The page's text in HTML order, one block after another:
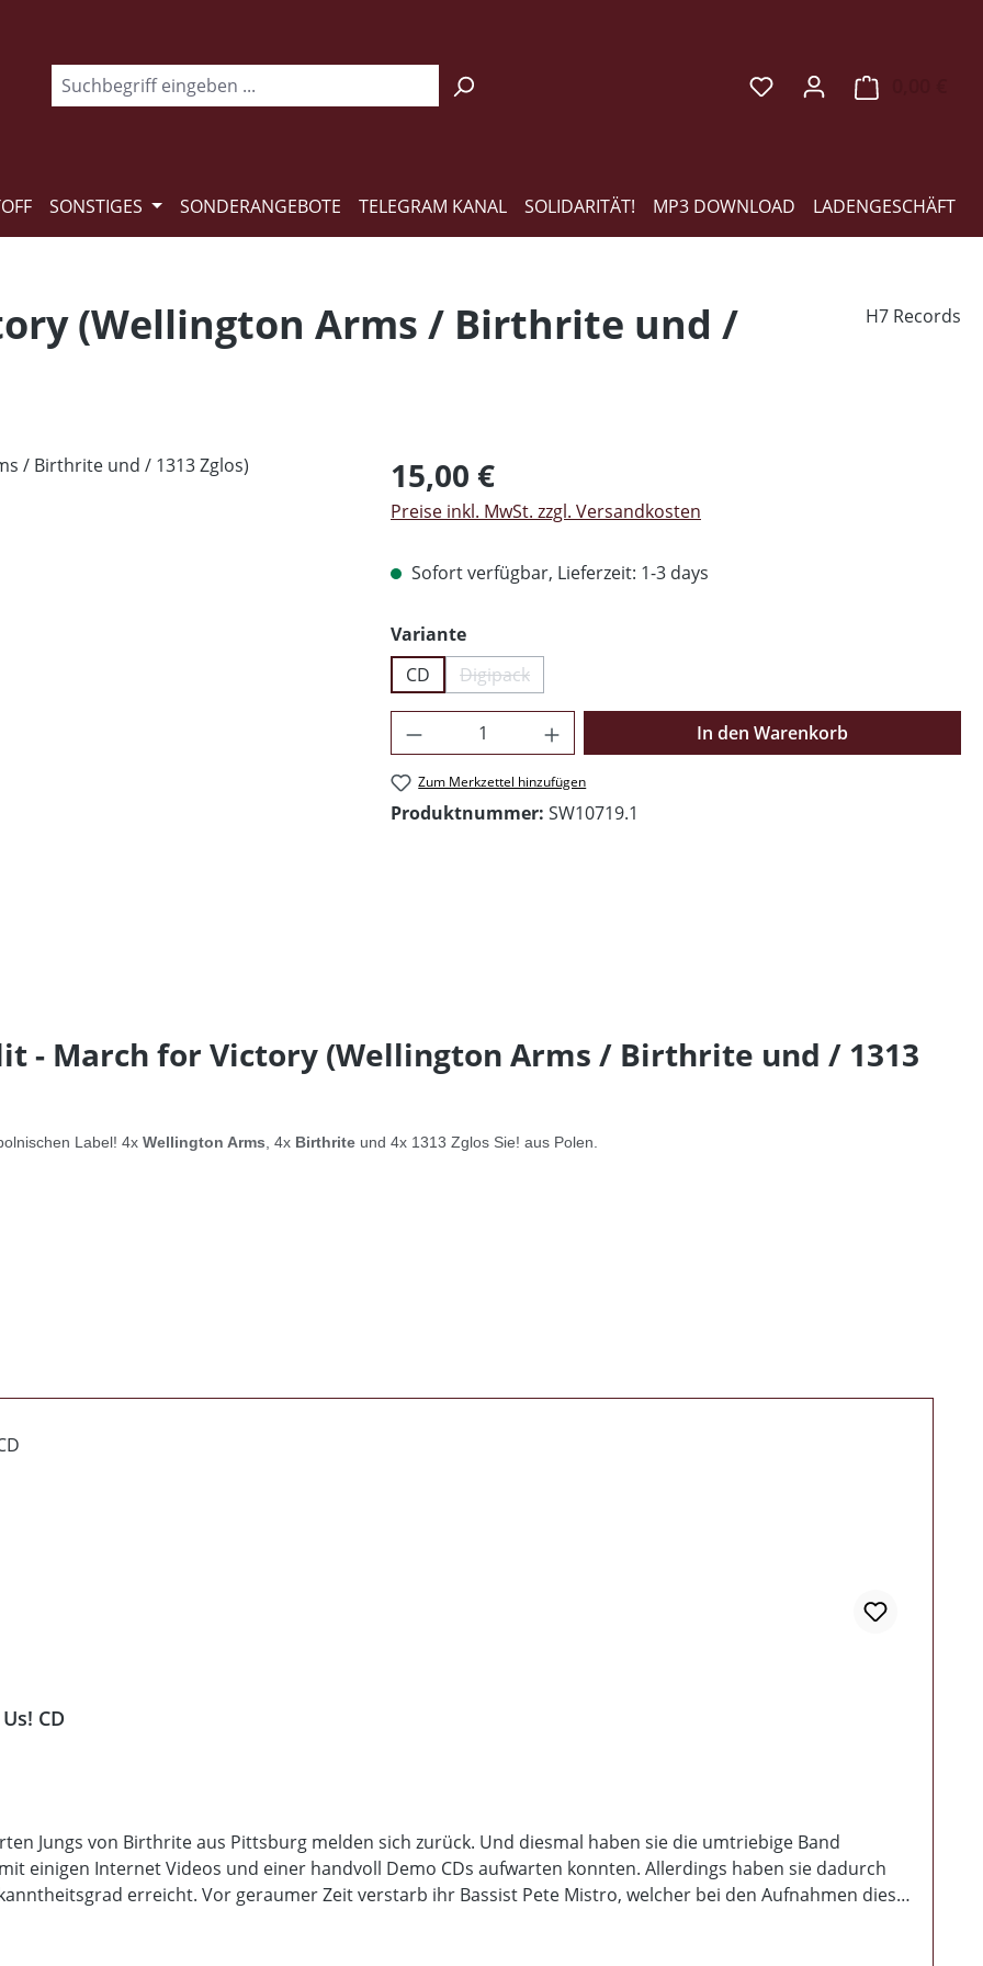
SONSTIGES SONDERANGEBOTE TELEGRAM KANAL SOLIDARITÄT! MP3 DOWNLOAD LADENGESCHÄFT
(Wellington Arms / Birthrite und /
H7 Records
Regulärer Preis:
15,00 €
Preise inkl. MwSt. zzgl. Versandkosten
Sofort verfügbar, Lieferzeit: 1-3 days
Varianteauswählen
CD
Digipack(Diese Option ist zurzeit nicht verfügbar.)
Produkt Anzahl: Gib den gewünschten Wert
In den Warenkorb
Zum Merkzettel hinzufügen
Produktnummer: SW10719.1
- March for Victory (Wellington Arms / Birthrite und / 1313
Label! 4x Wellington Arms , 4x Birthrite und 4x 1313 Zglos Sie! aus Polen.
CD
Jungs von Birthrite aus Pittsburg melden sich zurück. Und diesmal haben sie die umtriebige Band
einigen Internet Videos und einer handvoll Demo CDs aufwarten konnten. Allerdings haben sie dadurch
erreicht. Vor geraumer Zeit verstarb ihr Bassist Pete Mistro, welcher bei den Aufnahmen dieser